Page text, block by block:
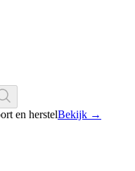
en herstelBekijk →